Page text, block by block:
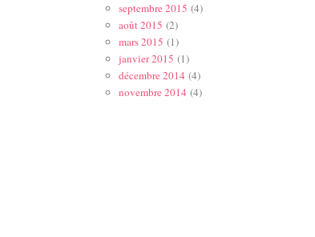
septembre 2015 (4)
août 2015 (2)
mars 2015 (1)
janvier 2015 (1)
décembre 2014 (4)
novembre 2014 (4)